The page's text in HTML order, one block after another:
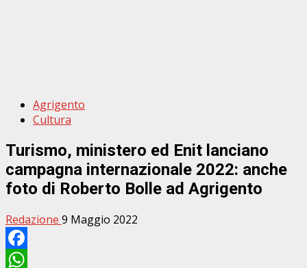
Agrigento
Cultura
Turismo, ministero ed Enit lanciano
campagna internazionale 2022: anche
foto di Roberto Bolle ad Agrigento
Redazione 9 Maggio 2022
Facebook